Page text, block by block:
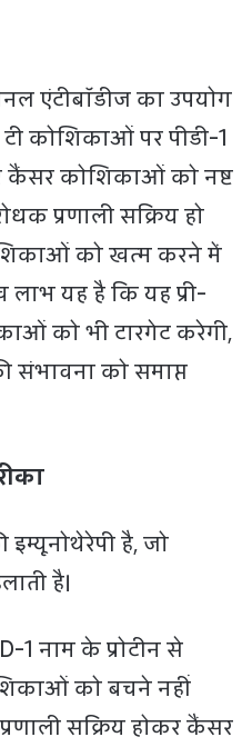
एंटीबॉडीज का उपयोग
कोशिकाओं पर पीडी-1
कैंसर कोशिकाओं को नष्ट
प्रणाली सक्रिय हो
को खत्म करने में
यह है कि यह प्री-
को भी टारगेट करेगी,
को समाप्त
है, जो
है।
1 नाम के प्रोटीन से
को बचने नहीं
सक्रिय होकर कैंसर